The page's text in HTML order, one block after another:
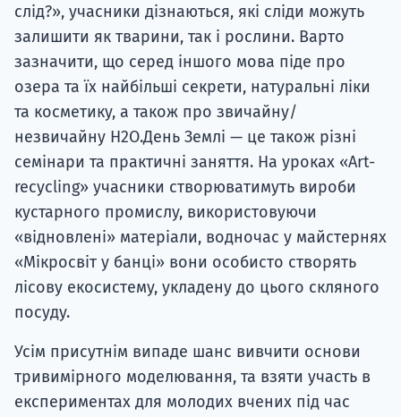
слід?», учасники дізнаються, які сліди можуть
залишити як тварини, так і рослини. Варто
зазначити, що серед іншого мова піде про
озера та їх найбільші секрети, натуральні ліки
та косметику, а також про звичайну/
незвичайну H2O.День Землі — це також різні
семінари та практичні заняття. На уроках «Art-
recycling» учасники створюватимуть вироби
кустарного промислу, використовуючи
«відновлені» матеріали, водночас у майстернях
«Мікросвіт у банці» вони особисто створять
лісову екосистему, укладену до цього скляного
посуду.
Усім присутнім випаде шанс вивчити основи
тривимірного моделювання, та взяти участь в
експериментах для молодих вчених під час